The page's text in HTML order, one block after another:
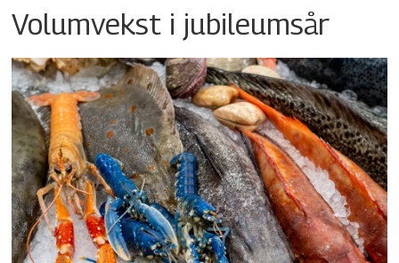
Volumvekst i jubileumsår